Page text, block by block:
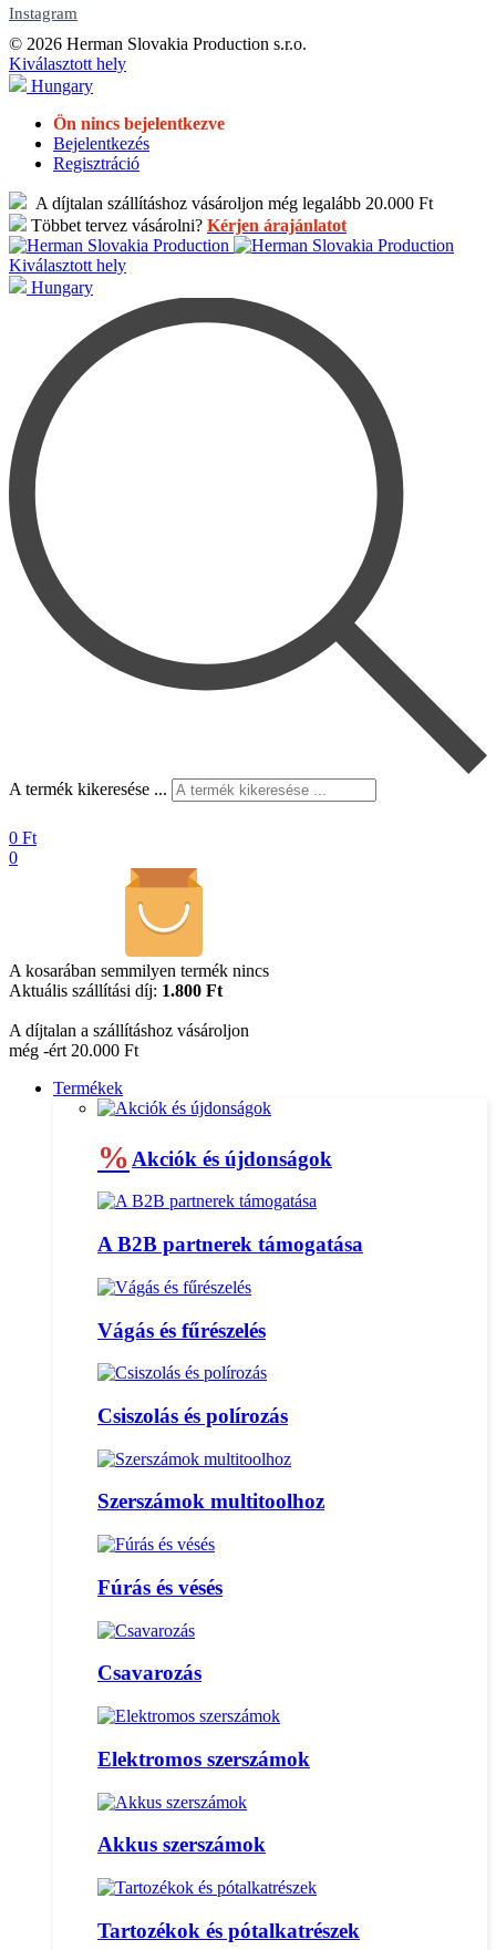
Instagram
© 2026 Herman Slovakia Production s.r.o.
Kiválasztott hely
Hungary
Ön nincs bejelentkezve
Bejelentkezés
Regisztráció
A díjtalan szállításhoz vásároljon még legalább 20.000 Ft
Többet tervez vásárolni? Kérjen árajánlatot
Kiválasztott hely
Hungary
A termék kikeresése ...
0 Ft
0
A kosarában semmilyen termék nincs
Aktuális szállítási díj: 1.800 Ft
A díjtalan a szállításhoz vásároljon
még -ért 20.000 Ft
Termékek
% Akciók és újdonságok
A B2B partnerek támogatása
Vágás és fűrészelés
Csiszolás és polírozás
Szerszámok multitoolhoz
Fúrás és vésés
Csavarozás
Elektromos szerszámok
Akkus szerszámok
Tartozékok és pótalkatrészek